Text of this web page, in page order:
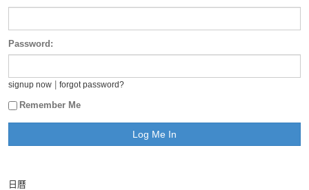
Password:
signup now forgot password?
Remember Me
日曆